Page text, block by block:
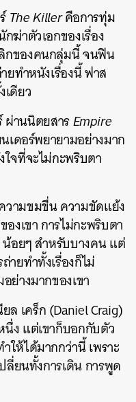
The Killerคือการทุ่ม
ฆ่าตัวเอกของเรื่อง
กของคนกลุ่มนี้ จนฟิน
ยทำหนังเรื่องนี้ ฟาส
ดียว
านนิตยสารEmpire
เดอร์พยายามอย่างมาก
จที่จะไม่กะพริบตา
วามขมขื่น ความขัดแย้ง
งเขา การไม่กะพริบตา
น้อยๆ สำหรับบางคน แต่
ายทำทั้งเรื่องก็ไม่
ย่างมากของเขา
ล เคร็ก (Daniel Craig)
ง แต่เขาก็บอกกับตัว
ให้ได้มากกว่านี้ เพราะ
ลี่ยนทั้งการเดิน การพูด